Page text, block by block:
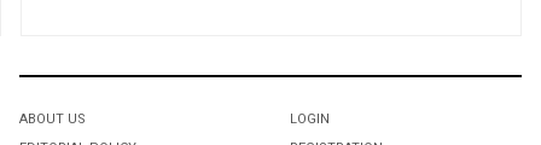
ABOUT US
LOGIN